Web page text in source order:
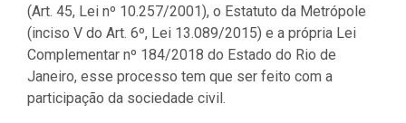
(Art. 45, Lei nº 10.257/2001), o Estatuto da Metrópole
(inciso V do Art. 6º, Lei 13.089/2015) e a própria Lei
Complementar nº 184/2018 do Estado do Rio de
Janeiro, esse processo tem que ser feito com a
participação da sociedade civil.